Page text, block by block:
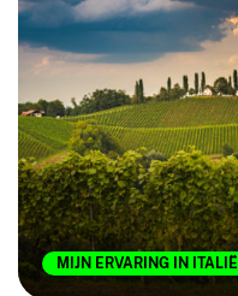
MIJN ERVARING IN ITALIË